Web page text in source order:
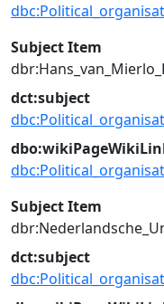
Subject Item
dct:subject
Subject Item
dct:subject